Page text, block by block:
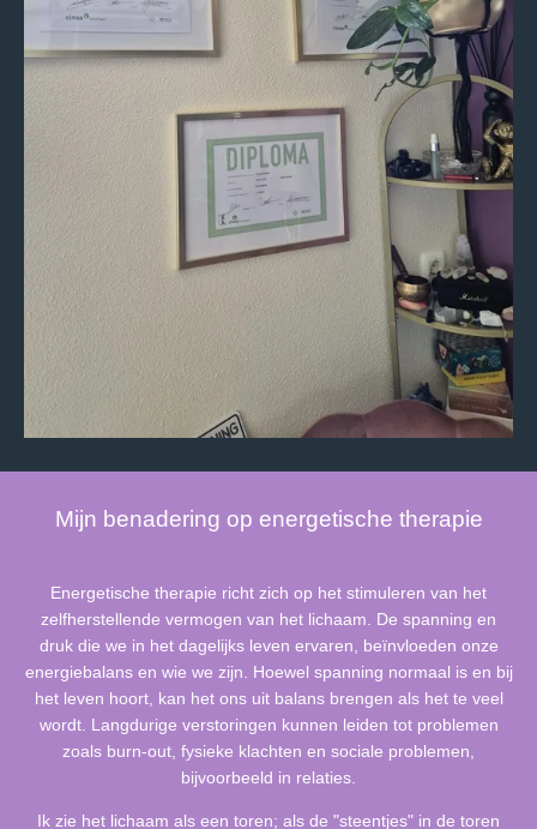
Mijn benadering op energetische therapie
Energetische therapie richt zich op het stimuleren van het
zelfherstellende vermogen van het lichaam. De spanning en
druk die we in het dagelijks leven ervaren, beïnvloeden onze
energiebalans en wie we zijn. Hoewel spanning normaal is en bij
het leven hoort, kan het ons uit balans brengen als het te veel
wordt. Langdurige verstoringen kunnen leiden tot problemen
zoals burn-out, fysieke klachten en sociale problemen,
bijvoorbeeld in relaties.
Ik zie het lichaam als een toren; als de "steentjes" in de toren